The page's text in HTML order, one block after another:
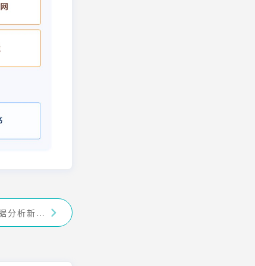
BDP 官网探索数据分析新工具的应用与价值